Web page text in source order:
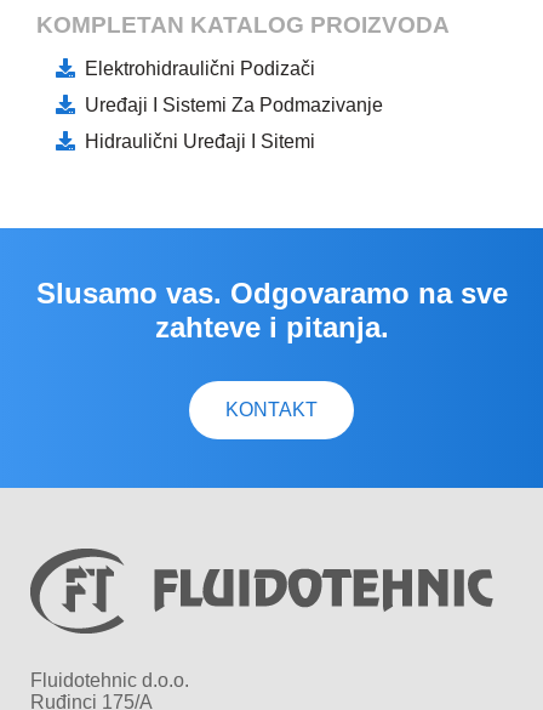
KOMPLETAN KATALOG PROIZVODA
Elektrohidraulični Podizači
Uređaji I Sistemi Za Podmazivanje
Hidraulični Uređaji I Sitemi
Slusamo vas. Odgovaramo na sve
zahteve i pitanja.
KONTAKT
Fluidotehnic d.o.o.
Ruđinci 175/A